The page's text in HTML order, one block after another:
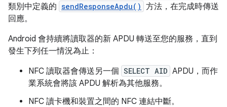
類別中定義的 sendResponseApdu() 方法，在完成時傳送
回應。
Android 會持續將讀取器的新 APDU 轉送至您的服務，直到
發生下列任一情況為止：
NFC 讀取器會傳送另一個 SELECT AID APDU，而作
業系統會將該 APDU 解析為其他服務。
NFC 讀卡機和裝置之間的 NFC 連結中斷。